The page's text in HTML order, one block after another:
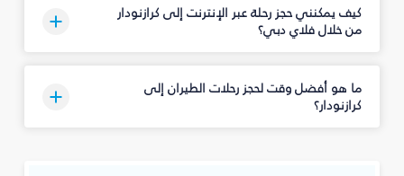
كيف يمكنني حجز رحلة عبر الإنترنت إلى كرازنودار
من خلال فلاي دبي؟
ما هو أفضل وقت لحجز رحلات الطيران إلى
كرازنودار؟